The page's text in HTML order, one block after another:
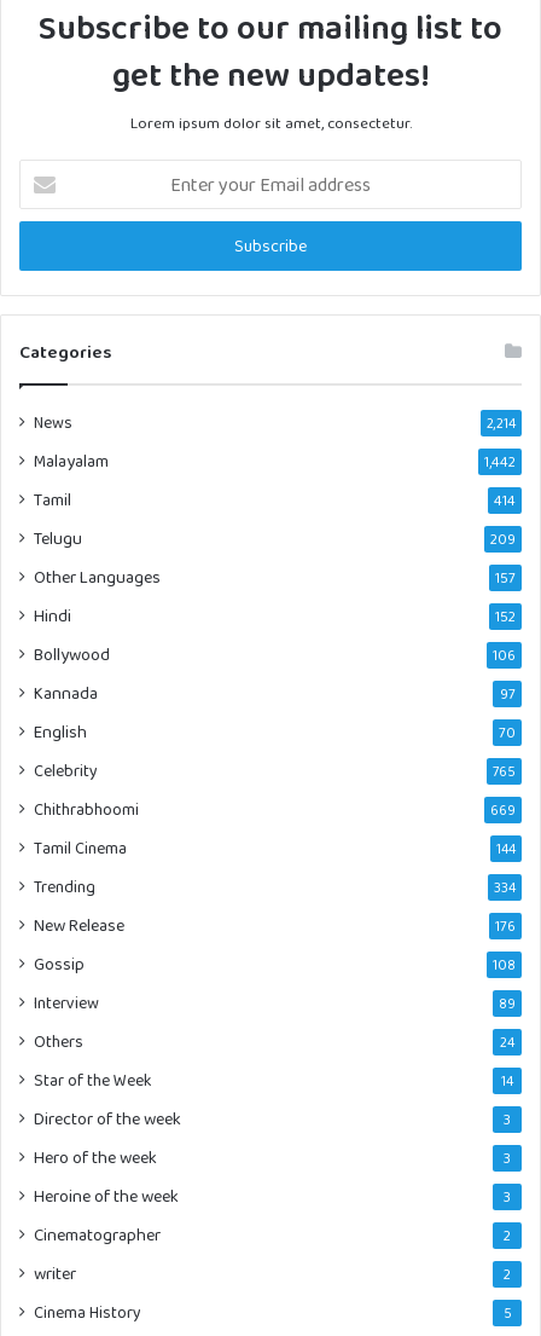
Subscribe to our mailing list to
get the new updates!
Lorem ipsum dolor sit amet, consectetur.
Enter
your
Email
Categories
News 2,214
Malayalam 1,442
Tamil 414
Telugu 209
Other Languages 157
Hindi 152
Bollywood 106
Kannada 97
English 70
Celebrity 765
Chithrabhoomi 669
Tamil Cinema 144
Trending 334
New Release 176
Gossip 108
Interview 89
Others 24
Star of the Week 14
Director of the week 3
Hero of the week 3
Heroine of the week 3
Cinematographer 2
writer 2
Cinema History 5